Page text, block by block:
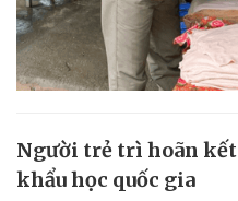
Người trẻ trì hoãn
khẩu học quốc gia